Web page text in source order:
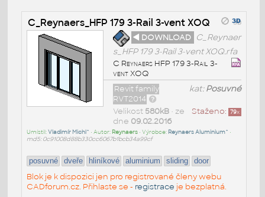
C_Reynaers_HFP 179 3-Rail 3-vent XOQ
◄ DOWNLOAD C_Reynaer
s_HFP 179 3-Rail 3-vent XOQ.rfa
C Reynaers HFP 179 3-Rail 3-
vent XOQ
kat:Posuvné
Revit family
RVT2014
Staženo: 79x
Velikost 580kB• ze
dne 09.02.2016
Umístil:Vladimír Michl^ • Autor: Reynaers• Výrobce: Reynaers Aluminium^ •
md5: 0c91008d88b330cc6067b1bcb34a99cf
posuvné dveře hliníkové aluminium sliding door
Blok je k dispozici jen pro registrované členy webu
CADforum.cz. Přihlaste se - registrace je bezplatná.